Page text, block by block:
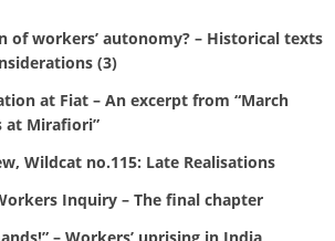
of workers’ autonomy? – Historical texts
(3)
at Fiat – An excerpt from “March
at Mirafiori”
Wildcat no.115: Late Realisations
Inquiry – The final chapter